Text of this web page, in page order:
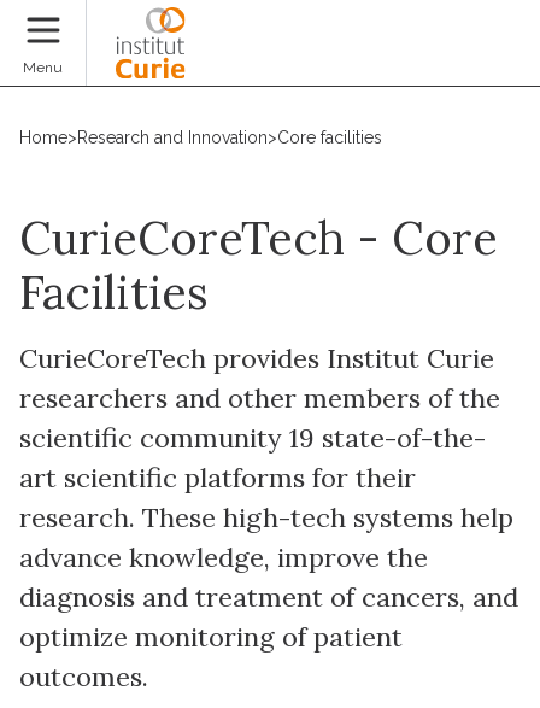
Menu
Home>Research and Innovation>Core facilities
CurieCoreTech - Core
Facilities
CurieCoreTech provides Institut Curie
researchers and other members of the
scientific community 19 state-of-the-
art scientific platforms for their
research. These high-tech systems help
advance knowledge, improve the
diagnosis and treatment of cancers, and
optimize monitoring of patient
outcomes.